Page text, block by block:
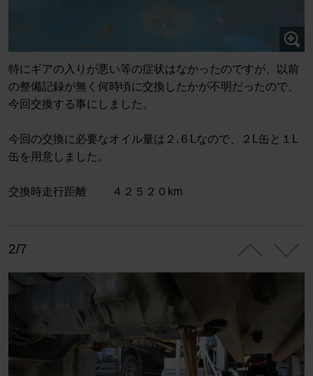
特にギアの入りが悪い等の症状はなかったのですが、以前
の整備記録が無く何時頃に交換したかが不明だったので、
今回交換する事にしました。
今回の交換に必要なオイル量は２.６Lなので、２L缶と１L
缶を用意しました。
交換時走行距離 ４２５２０km
2/7